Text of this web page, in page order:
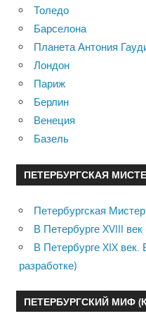
Толедо
Барселона
Планета Антония
Лондон
Париж
Берлин
Венеция
Базель
ПЕТЕРБУРГСКАЯ
Петербургская
В Петербурге XVIII
В Петербурге XIX
разработке)
ПЕТЕРБУРГСКИЙ МИФ